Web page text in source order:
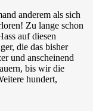
anderem als sich
Zu lange schon
auf diesen
die das bisher
und anscheinend
bis wir die
hundert,